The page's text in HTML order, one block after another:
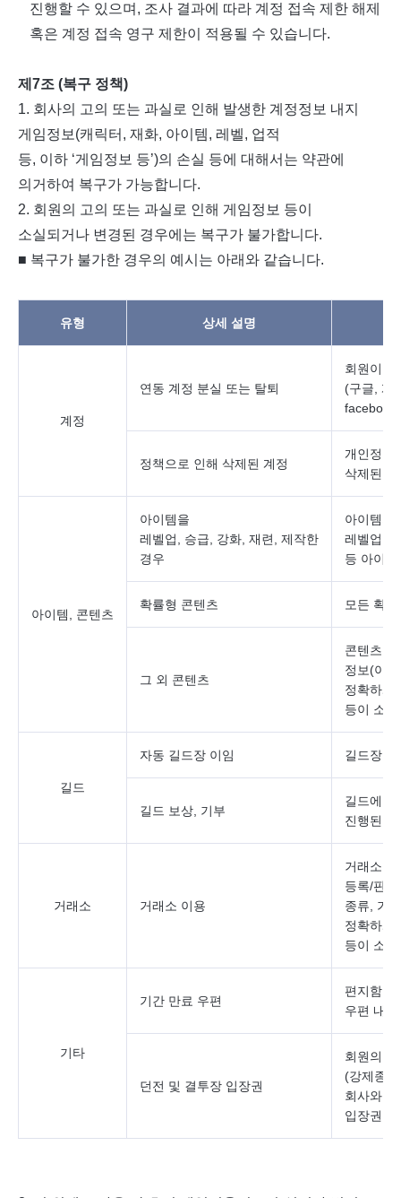
진행할 수 있으며 , 조사 결과에 따라 계정 접속 제한 해제
혹은 계정 접속 영구 제한이 적용될 수 있습니다.
제 7조 (복구 정책)
1. 회사의 고의 또는 과실로 인해 발생한 계정정보 내지
게임정보 (캐릭터 , 재화, 아이템, 레벨, 업적
등, 이하 ‘게임정보 등’)의 손실 등에 대해서는 약관에
의거하여 복구가 가능합니다.
2. 회원의 고의 또는 과실로 인해 게임정보 등이
소실되거나 변경된 경우에는 복구가 불가합니다.
■ 복구가 불가한 경우의 예시는 아래와 같습니다.
유형 상세 설명
계정
연동 계정 분실 또는 탈퇴
회원이
(구글, 게
facebook
정책으로 인해 삭제된 계정
개인정보
삭제된 계
아이템, 콘텐츠
아이템을
레벨업, 승급, 강화, 재련, 제작한
경우
아이템의
레벨업,
등 아이템
확률형 콘텐츠 모든 확
그 외 콘텐츠
콘텐츠를
정보(아
정확하게
등이 소
길드
자동 길드장 이임 길드장
길드 보상, 기부
길드에
진행된 경
거래소 거래소 이용
거래소를
등록/판
종류, 가
정확하게
등이 소
기타
기간 만료 우편
편지함
우편 내
던전 및 결투장 입장권
회원의
(강제종
회사와
입장권